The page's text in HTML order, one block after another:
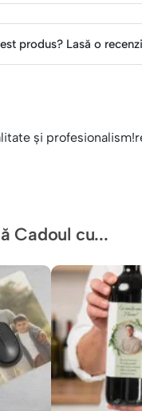
produs? Lasă o
și
Cadoul cu...